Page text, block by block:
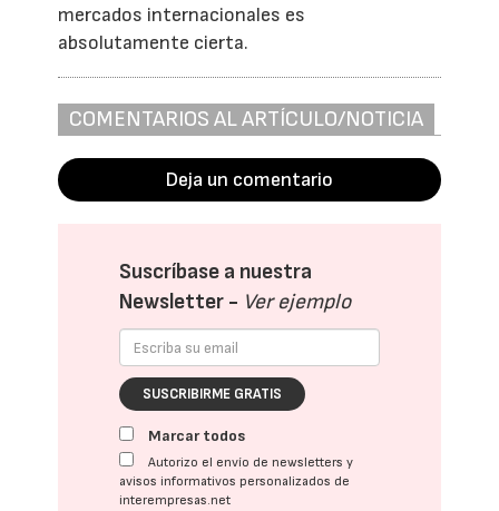
mercados internacionales es
absolutamente cierta.
COMENTARIOS AL ARTÍCULO/NOTICIA
Deja un comentario
Suscríbase a nuestra
Newsletter - Ver ejemplo
SUSCRIBIRME GRATIS
Marcar todos
Autorizo el envío de newsletters y
avisos informativos personalizados de
interempresas.net